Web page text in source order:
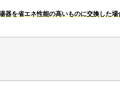
器を省エネ性能の高いものに交換した